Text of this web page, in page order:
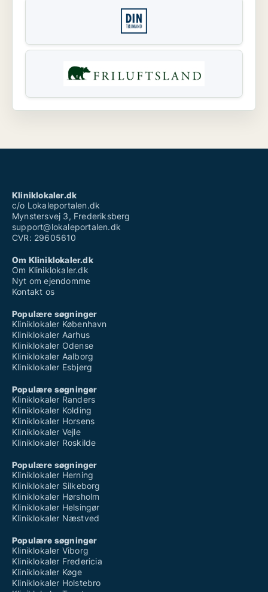
Kliniklokaler.dk
c/o Lokaleportalen.dk
Mynstersvej 3, Frederiksberg
support@lokaleportalen.dk
CVR: 29605610
Om Kliniklokaler.dk
Om Kliniklokaler.dk
Nyt om ejendomme
Kontakt os
Populære søgninger
Kliniklokaler København
Kliniklokaler Aarhus
Kliniklokaler Odense
Kliniklokaler Aalborg
Kliniklokaler Esbjerg
Populære søgninger
Kliniklokaler Randers
Kliniklokaler Kolding
Kliniklokaler Horsens
Kliniklokaler Vejle
Kliniklokaler Roskilde
Populære søgninger
Kliniklokaler Herning
Kliniklokaler Silkeborg
Kliniklokaler Hørsholm
Kliniklokaler Helsingør
Kliniklokaler Næstved
Populære søgninger
Kliniklokaler Viborg
Kliniklokaler Fredericia
Kliniklokaler Køge
Kliniklokaler Holstebro